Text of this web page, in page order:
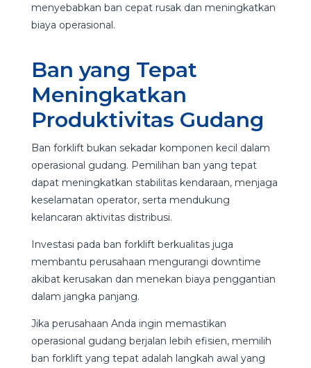
menyebabkan ban cepat rusak dan meningkatkan
biaya operasional.
Ban yang Tepat
Meningkatkan
Produktivitas Gudang
Ban forklift bukan sekadar komponen kecil dalam
operasional gudang. Pemilihan ban yang tepat
dapat meningkatkan stabilitas kendaraan, menjaga
keselamatan operator, serta mendukung
kelancaran aktivitas distribusi.
Investasi pada ban forklift berkualitas juga
membantu perusahaan mengurangi downtime
akibat kerusakan dan menekan biaya penggantian
dalam jangka panjang.
Jika perusahaan Anda ingin memastikan
operasional gudang berjalan lebih efisien, memilih
ban forklift yang tepat adalah langkah awal yang